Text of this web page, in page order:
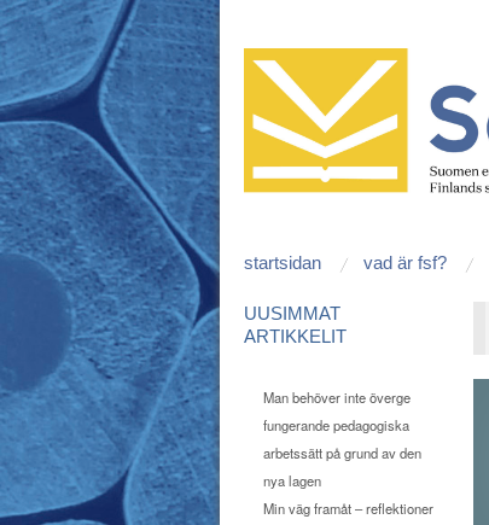
startsidan vad är fsf?
UUSIMMAT
ARTIKKELIT
Man behöver inte överge
fungerande pedagogiska
arbetssätt på grund av den
nya lagen
Min väg framåt – reflektioner